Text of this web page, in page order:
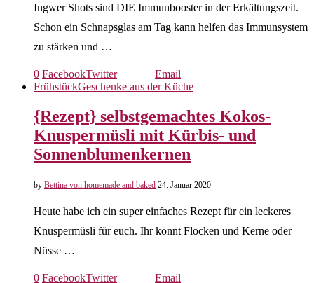
Ingwer Shots sind DIE Immunbooster in der Erkältungszeit.
Schon ein Schnapsglas am Tag kann helfen das Immunsystem
zu stärken und …
0 FacebookTwitter
Email
FrühstückGeschenke aus der Küche
{Rezept} selbstgemachtes Kokos-
Knuspermüsli mit Kürbis- und
Sonnenblumenkernen
by Bettina von homemade and baked 24. Januar 2020
Heute habe ich ein super einfaches Rezept für ein leckeres
Knuspermüsli für euch. Ihr könnt Flocken und Kerne oder
Nüsse …
0 FacebookTwitter
Email